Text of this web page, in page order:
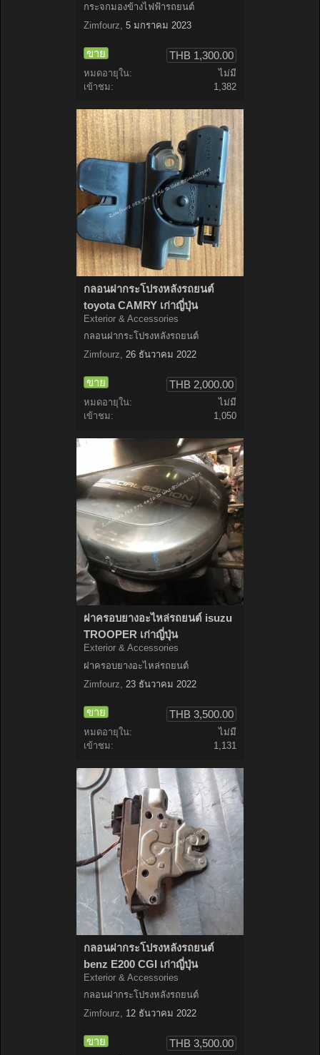
กระจกมองข้างไฟฟ้ารถยนต์
Zimfourz 5 มกราคม 2023
ขาย THB 1,300.00
หมดอายุใน:
ไม่มี
เข้าชม:
1,382
กลอนฝากระโปรงหลังรถยนต์
toyota CAMRY เก่าญี่ปุ่น
Exterior & Accessories
กลอนฝากระโปรงหลังรถยนต์
Zimfourz, 26 ธันวาคม 2022
ขาย THB 2,000.00
หมดอายุใน:
ไม่มี
เข้าชม:
1,050
ฝาครอบยางอะไหล่รถยนต์ isuzu
TROOPER เก่าญี่ปุ่น
Exterior & Accessories
ฝาครอบยางอะไหล่รถยนต์
Zimfourz
23 ธันวาคม 2022
ขาย THB 3,500.00
หมดอายุใน:
ไม่มี
เข้าชม:
1,131
กลอนฝากระโปรงหลังรถยนต์
benz E200 CGI เก่าญี่ปุ่น
Exterior & Accessories
กลอนฝากระโปรงหลังรถยนต์
Zimfourz, 12 ธันวาคม 2022
ขาย THB 3,500.00